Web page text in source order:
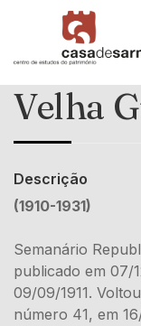
Velha
Descrição
(1910-1931)
Semanário
publicado em 07/
09/09/1911.
número 41, em